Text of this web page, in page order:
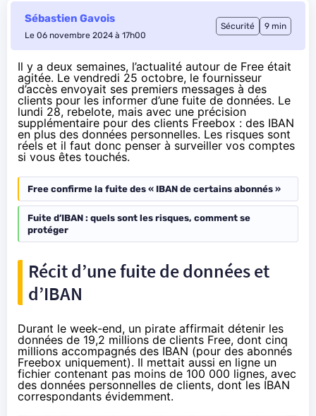
Sébastien Gavois
Le 06 novembre 2024 à 17h00
Sécurité 9 min
Il y a deux semaines, l’actualité autour de Free était
agitée. Le vendredi 25 octobre, le fournisseur
d’accès envoyait ses premiers messages à des
clients pour les informer d’une fuite de données. Le
lundi 28, rebelote, mais avec une précision
supplémentaire pour des clients Freebox : des IBAN
en plus des données personnelles. Les risques sont
réels et il faut donc penser à surveiller vos comptes
si vous êtes touchés.
Free confirme la fuite des « IBAN de certains abonnés »
Fuite d’IBAN : quels sont les risques, comment se
protéger
Récit d’une fuite de données et
d’IBAN
Durant le week-end, un pirate affirmait détenir les
données de 19,2 millions de clients Free, dont cinq
millions accompagnés des IBAN (pour des abonnés
Freebox uniquement). Il mettait aussi en ligne un
fichier contenant pas moins de 100 000 lignes, avec
des données personnelles de clients, dont les IBAN
correspondants évidemment.